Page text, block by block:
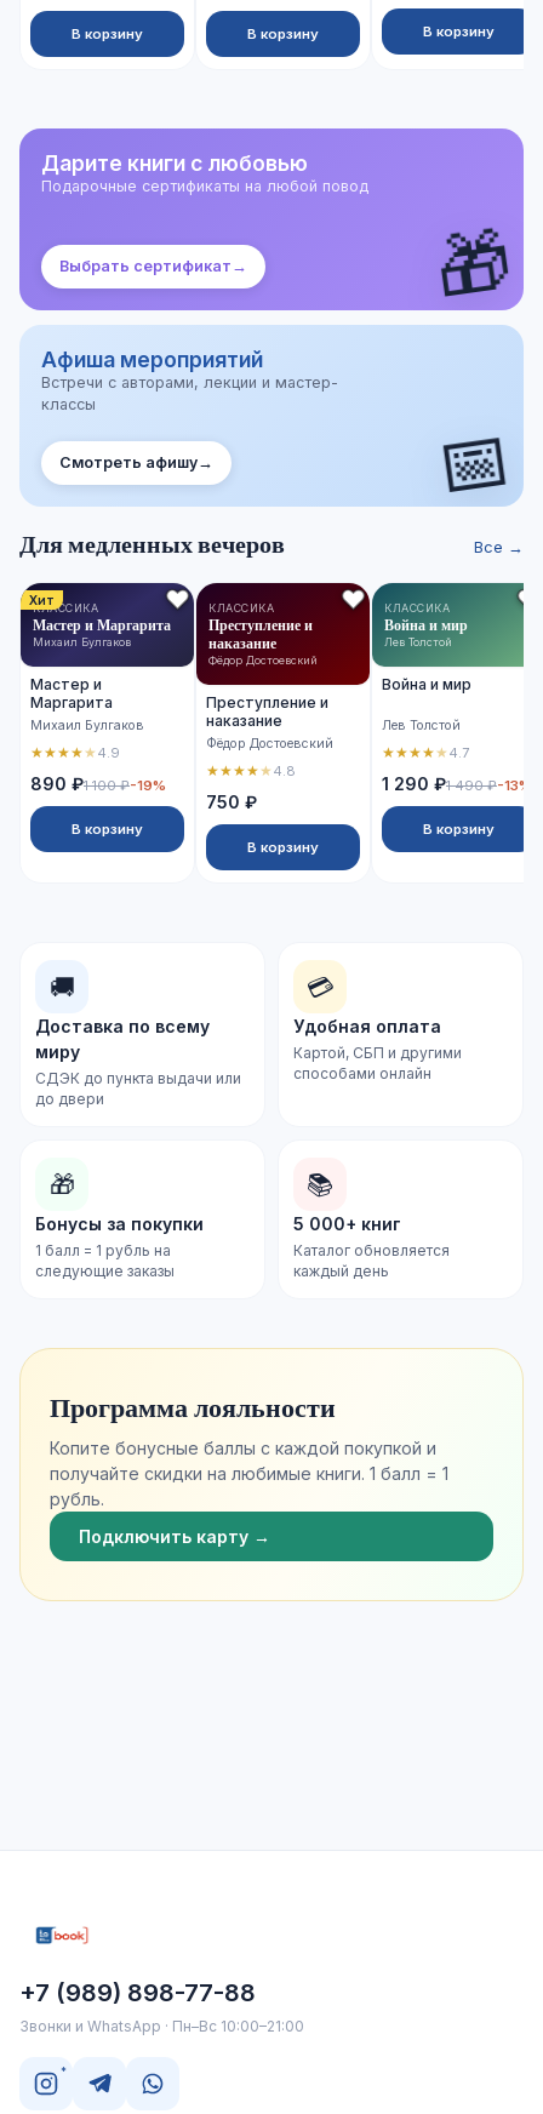
В корзину В корзину В корзину
Дарите книги с любовью
Подарочные сертификаты на любой повод
Выбрать сертификат → 🎁
Афиша мероприятий
Встречи с авторами, лекции и мастер-
классы
Смотреть афишу→ 📅
Для медленных вечеров Все →
Хит
КЛАССИКА
Мастер и Маргарита
Михаил Булгаков
Мастер и
Маргарита
Михаил Булгаков
★★★★★4.9
890 ₽1 100 ₽-19%
В корзину
КЛАССИКА
Преступление и
наказание
Фёдор Достоевский
Преступление и
наказание
Фёдор Достоевский
★★★★★4.8
750 ₽
В корзину
КЛАССИКА
Война и мир
Лев Толстой
Война и мир
Лев Толстой
★★★★★4.7
1 290 ₽1 490 ₽-13%
В корзину
🚚
Доставка по всему
миру
СДЭК до пункта выдачи или
до двери
💳
Удобная оплата
Картой, СБП и другими
способами онлайн
🎁
Бонусы за покупки
1 балл = 1 рубль на
следующие заказы
📚
5 000+ книг
Каталог обновляется
каждый день
Программа лояльности
Копите бонусные баллы с каждой покупкой и
получайте скидки на любимые книги. 1 балл = 1
рубль.
Подключить карту →
+7 (989) 898-77-88
Звонки и WhatsApp · Пн–Вс 10:00–21:00
*